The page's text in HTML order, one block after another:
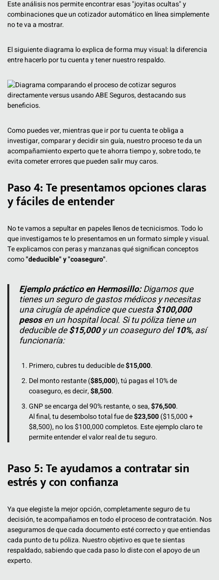
Este análisis nos permite encontrar esas "joyitas ocultas" y
combinaciones que un cotizador automático en línea simplemente
no te va a mostrar.
El siguiente diagrama lo explica de forma muy visual: la diferencia
entre hacerlo por tu cuenta y tener nuestro respaldo.
Como puedes ver, mientras que ir por tu cuenta te obliga a
investigar, comparar y decidir sin guía, nuestro proceso te da un
acompañamiento experto que te ahorra tiempo y, sobre todo, te
evita cometer errores que pueden salir muy caros.
Paso 4: Te presentamos opciones claras
y fáciles de entender
No te vamos a sepultar en papeles llenos de tecnicismos. Todo lo
que investigamos te lo presentamos en un formato simple y visual.
Te explicamos con peras y manzanas qué significan conceptos
como"deducible" y "coaseguro".
Ejemplo práctico en Hermosillo:Digamos que
tienes un seguro de gastos médicos y necesitas
una cirugía de apéndice que cuesta $100,000
pesosen un hospital local. Si tu póliza tiene un
deducible de$15,000y un coaseguro del 10%, así
funcionaría:
Primero, cubres tu deducible de$15,000.
Del monto restante ($85,000), tú pagas el 10% de
coaseguro, es decir,$8,500.
GNP se encarga del 90% restante, o sea,$76,500.
Al final, tu desembolso total fue de$23,500($15,000 +
$8,500), no los $100,000 completos. Este ejemplo claro te
permite entender el valor real de tu seguro.
Paso 5: Te ayudamos a contratar sin
estrés y con confianza
Ya que elegiste la mejor opción, completamente seguro de tu
decisión, te acompañamos en todo el proceso de contratación. Nos
aseguramos de que cada documento esté correcto y que entiendas
cada punto de tu póliza. Nuestro objetivo es que te sientas
respaldado, sabiendo que cada paso lo diste con el apoyo de un
experto.